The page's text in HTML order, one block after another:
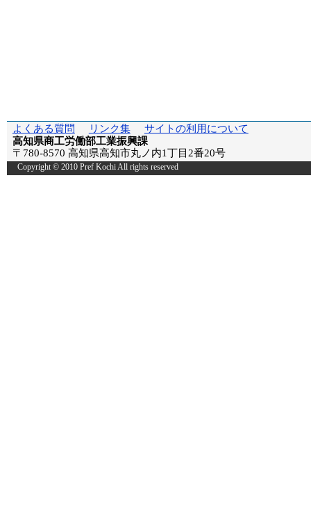
よくある質問 リンク集
サイトの利用について
高知県商工労働部工業振興課
〒780-8570 高知県高知市丸ノ内1丁目2番20号
Copyright © 2010 Pref Kochi All rights reserved